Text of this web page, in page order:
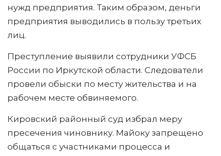
нужд предприятия. Таким образом, деньги
предприятия выводились в пользу третьих
лиц.
Преступление выявили сотрудники УФСБ
России по Иркутской области. Следователи
провели обыски по месту жительства и на
рабочем месте обвиняемого.
Кировский районный суд избрал меру
пресечения чиновнику. Майоку запрещено
общаться с участниками процесса и